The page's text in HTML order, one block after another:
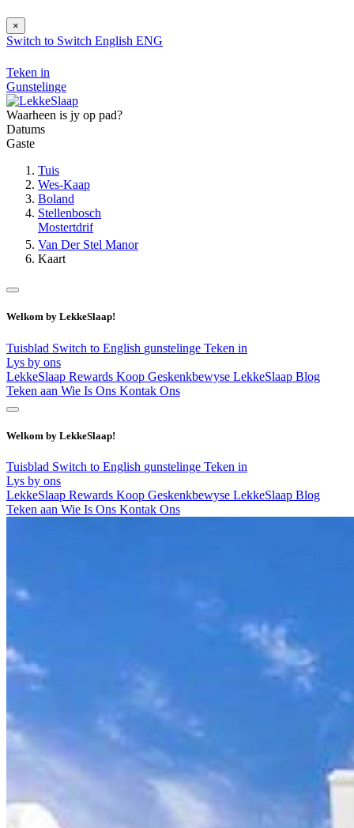
×
Switch to Switch English ENG
Teken in
Gunstelinge
Waarheen is jy op pad?
Datums
Gaste
Tuis
Wes-Kaap
Boland
Stellenbosch
Mostertdrif
Van Der Stel Manor
Kaart
Welkom by LekkeSlaap!
Tuisblad Switch to English gunstelinge Teken in
Lys by ons
LekkeSlaap Rewards Koop Geskenkbewyse LekkeSlaap Blog
Teken aan Wie Is Ons Kontak Ons
Welkom by LekkeSlaap!
Tuisblad Switch to English gunstelinge Teken in
Lys by ons
LekkeSlaap Rewards Koop Geskenkbewyse LekkeSlaap Blog
Teken aan Wie Is Ons Kontak Ons